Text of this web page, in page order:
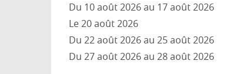
Du 10 août 2026 au 17 août 2026
Le 20 août 2026
Du 22 août 2026 au 25 août 2026
Du 27 août 2026 au 28 août 2026